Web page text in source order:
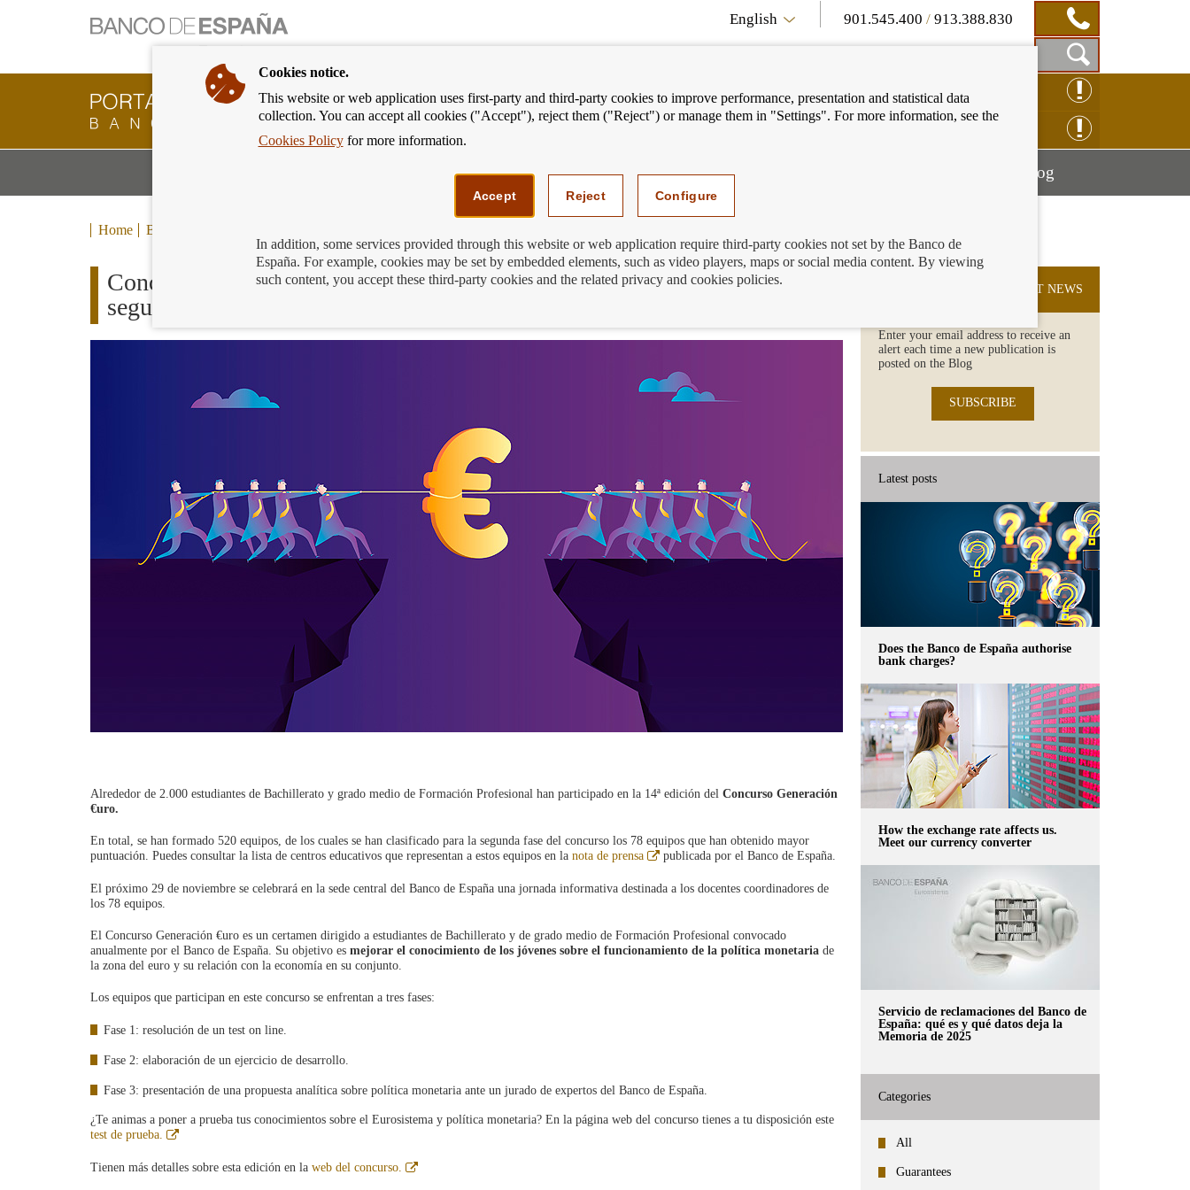
English 901.545.400 /913.388.830
Show
Search
Box
Banking
Customer
Banco
back
to
CLAIM ONLINE
We can help youMostrar
menú
BlogMostrar
Home Blog
Concurso generación €uro: ¡ya conocemos los equipos clasificados para la
segunda fase!
Alrededor de 2.000 estudiantes de Bachillerato y grado medio de Formación Profesional han participado en la 14ª edición del Concurso Generación
€uro.
En total, se han formado 520 equipos, de los cuales se han clasificado para la segunda fase del concurso los 78 equipos que han obtenido mayor
puntuación. Puedes consultar la lista de centros educativos que representan a estos equipos en la nota de prensa
Abre
nueva
publicada por el Banco de España.
El próximo 29 de noviembre se celebrará en la sede central del Banco de España una jornada informativa destinada a los docentes coordinadores de
los 78 equipos.
El Concurso Generación €uro es un certamen dirigido a estudiantes de Bachillerato y de grado medio de Formación Profesional convocado
anualmente por el Banco de España. Su objetivo es mejorar el conocimiento de los jóvenes sobre el funcionamiento de la política monetaria de
la zona del euro y su relación con la economía en su conjunto.
Los equipos que participan en este concurso se enfrentan a tres fases:
Fase 1: resolución de un test on line.
Fase 2: elaboración de un ejercicio de desarrollo.
Fase 3: presentación de una propuesta analítica sobre política monetaria ante un jurado de expertos del Banco de España.
¿Te animas a poner a prueba tus conocimientos sobre el Eurosistema y política monetaria? En la página web del concurso tienes a tu disposición este
test de prueba.
Abre
nueva
Tienen más detalles sobre esta edición en la web del concurso.
Abre
SUBSCRIBE TO THE LATEST NEWS
Enter your email address to receive an
alert each time a new publication is
posted on the Blog
SUBSCRIBE
Latest posts
Does the Banco de España authorise
bank charges?
How the exchange rate affects us.
Meet our currency converter
Servicio de reclamaciones del Banco de
España: qué es y qué datos deja la
Memoria de 2025
Categories
All
Guarantees
Cookies notice.
This website or web application uses first-party and third-party cookies to improve performance, presentation and statistical data
collection. You can accept all cookies ("Accept"), reject them ("Reject") or manage them in "Settings". For more information, see the
Cookies Policyfor more information.
Accept Reject Configure
In addition, some services provided through this website or web application require third-party cookies not set by the Banco de
España. For example, cookies may be set by embedded elements, such as video players, maps or social media content. By viewing
such content, you accept these third-party cookies and the related privacy and cookies policies.